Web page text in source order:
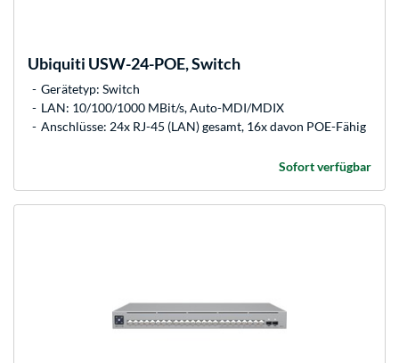
Ubiquiti USW-24-POE, Switch
Gerätetyp: Switch
LAN: 10/100/1000 MBit/s, Auto-MDI/MDIX
Anschlüsse: 24x RJ-45 (LAN) gesamt, 16x davon POE-Fähig
Sofort verfügbar